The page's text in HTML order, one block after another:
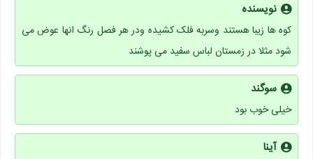
نویسنده
کوه ها زیبا هستند وسربه فلک کشیده ودر هر فصل رنگ انها عوض می
شود مثلا در زمستان لباس سفید می پوشند
سوگند
خیلی خوب بود
آینا